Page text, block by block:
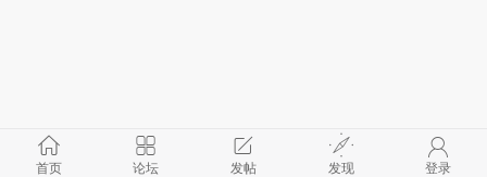
首页 论坛 发帖 发现 登录